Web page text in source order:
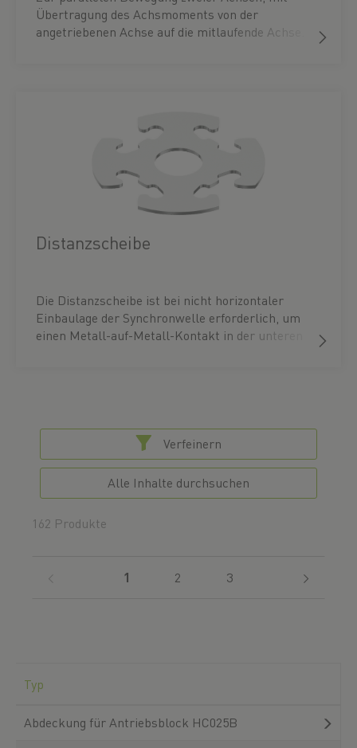
Übertragung des Achsmoments von der
angetriebenen Achse auf die mitlaufende Achse.
Distanzscheibe
Die Distanzscheibe ist bei nicht horizontaler
Einbaulage der Synchronwelle erforderlich, um
einen Metall-auf-Metall-Kontakt in der unteren
Verfeinern
Alle Inhalte durchsuchen
162 Produkte
1 (current)
2 3
Typ
Abdeckung für Antriebsblock HC025B